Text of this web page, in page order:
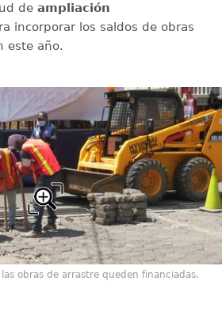
deampliación
incorporar los saldos de obras
este año.
obras de arrastre queden financiadas.